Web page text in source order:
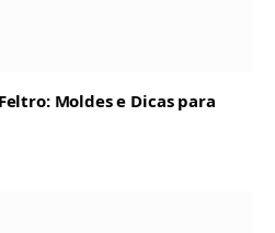
Moldes e Dicas para